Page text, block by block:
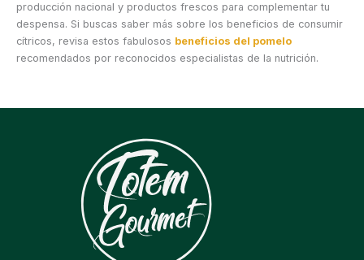
producción nacional y productos frescos para complementar tu
despensa. Si buscas saber más sobre los beneficios de consumir
cítricos, revisa estos fabulosos beneficios del pomelo
recomendados por reconocidos especialistas de la nutrición.